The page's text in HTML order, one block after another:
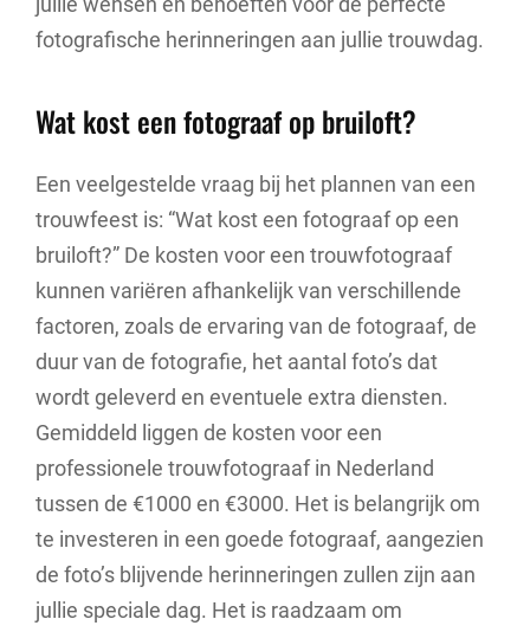
fotografische herinneringen aan jullie trouwdag.
Wat kost een fotograaf op bruiloft?
Een veelgestelde vraag bij het plannen van een
trouwfeest is: “Wat kost een fotograaf op een
bruiloft?” De kosten voor een trouwfotograaf
kunnen variëren afhankelijk van verschillende
factoren, zoals de ervaring van de fotograaf, de
duur van de fotografie, het aantal foto’s dat
wordt geleverd en eventuele extra diensten.
Gemiddeld liggen de kosten voor een
professionele trouwfotograaf in Nederland
tussen de €1000 en €3000. Het is belangrijk om
te investeren in een goede fotograaf, aangezien
de foto’s blijvende herinneringen zullen zijn aan
jullie speciale dag. Het is raadzaam om